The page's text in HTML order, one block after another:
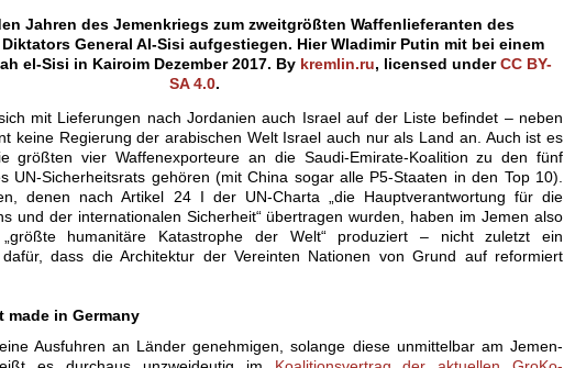
Jahren des Jemenkriegs zum zweitgrößten Waffenlieferanten des
General Al-Sisi aufgestiegen. Hier Wladimir Putin mit bei einem
el-Sisi in Kairoim Dezember 2017. By kremlin.ru, licensed underCC BY-
SA 4.0.
mit Lieferungen nach Jordanien auch Israel auf der Liste befindet – neben
keine Regierung der arabischen Welt Israel auch nur als Land an. Auch ist es
größten vier Waffenexporteure an die Saudi-Emirate-Koalition zu den fünf
UN-Sicherheitsrats gehören (mit China sogar alle P5-Staaten in den Top 10).
denen nach Artikel 24 I der UN-Charta „die Hauptverantwortung für die
und der internationalen Sicherheit“ übertragen wurden, haben im Jemen also
humanitäre Katastrophe der Welt“ produziert – nicht zuletzt ein
dafür, dass die Architektur der Vereinten Nationen von Grund auf reformiert
made in Germany
Ausfuhren an Länder genehmigen, solange diese unmittelbar am Jemen-